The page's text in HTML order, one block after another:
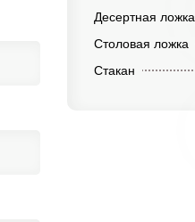
Десертная ложка
Столовая ложка
Стакан